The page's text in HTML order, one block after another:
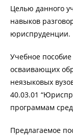
Целью данного
навыков
юриспруденции.
Учебное
осваивающих
неязыковых
40.03.01
программам
Предлагаемое